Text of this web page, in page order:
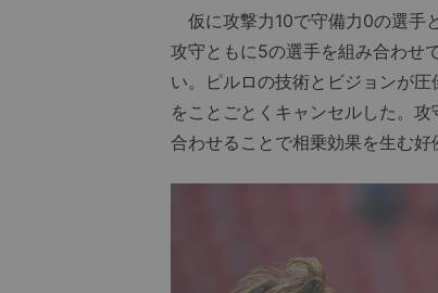
仮に攻撃力10で守備力0の選手
攻守ともに5の選手を組み合わせ
い。ピルロの技術とビジョンが
をことごとくキャンセルした。
合わせることで相乗効果を生む好